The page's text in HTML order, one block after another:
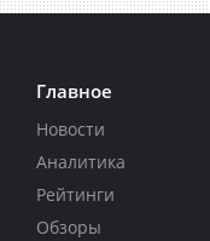
Главное
Новости
Аналитика
Рейтинги
Обзоры